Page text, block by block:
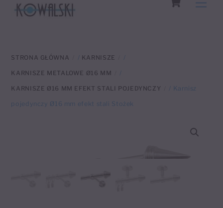
STRONA GŁÓWNA / KARNISZE /
KARNISZE METALOWE Ø16 MM /
KARNISZE Ø16 MM EFEKT STALI POJEDYNCZY / Karnisz
pojedynczy Ø16 mm efekt stali Stożek